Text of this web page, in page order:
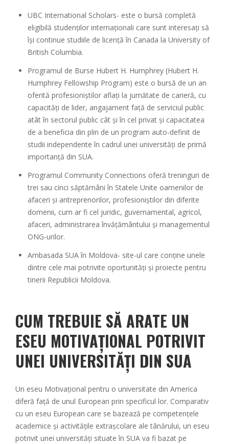
UBC International Scholars- este o bursă completă
eligibilă studenților internaționali care sunt interesați să
își continue studiile de licență în Canada la University of
British Columbia.
Programul de Burse Hubert H. Humphrey (Hubert H.
Humphrey Fellowship Program) este o bursă de un an
oferită profesioniştilor aflaţi la jumătate de carieră, cu
capacităţi de lider, angajament faţă de serviciul public
atât în sectorul public cât şi în cel privat şi capacitatea
de a beneficia din plin de un program auto-definit de
studii independente în cadrul unei universităţi de primă
importanţă din SUA.
Programul Community Connections oferă treninguri de
trei sau cinci săptămâni în Statele Unite oamenilor de
afaceri şi antreprenorilor, profesioniştilor din diferite
domenii, cum ar fi cel juridic, guvernamental, agricol,
afaceri, administrarea învăţământului şi managementul
ONG-urilor.
Ambasada SUA în Moldova- site-ul care conține unele
dintre cele mai potrivite oportunități și proiecte pentru
tinerii Republicii Moldova.
CUM TREBUIE SĂ ARATE UN
ESEU MOTIVAȚIONAL POTRIVIT
UNEI UNIVERSITĂȚI DIN SUA
Un eseu Motivațional pentru o universitate din America
diferă față de unul European prin specificul lor. Comparativ
cu un eseu European care se bazează pe competențele
academice și activitățile extrașcolare ale tânărului, un eseu
potrivit unei universități situate în SUA va fi bazat pe